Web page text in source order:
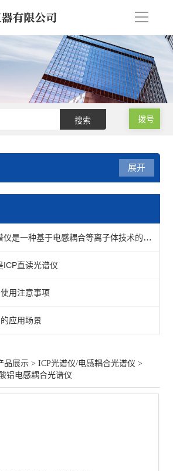
导
拨号
合光谱仪
查看全部 >>
展开
电感耦合等离子光谱仪是一种基于电感耦合等离子体技术的分析仪器
ICP直读光谱仪
用注意事项
应用场景
品展示 >ICP光谱仪/电感耦合光谱仪 >
铝电感耦合光谱仪